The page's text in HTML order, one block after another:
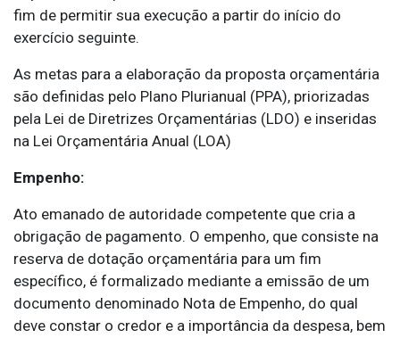
fim de permitir sua execução a partir do início do
exercício seguinte.
As metas para a elaboração da proposta orçamentária
são definidas pelo Plano Plurianual (PPA), priorizadas
pela Lei de Diretrizes Orçamentárias (LDO) e inseridas
na Lei Orçamentária Anual (LOA)
Empenho:
Ato emanado de autoridade competente que cria a
obrigação de pagamento. O empenho, que consiste na
reserva de dotação orçamentária para um fim
específico, é formalizado mediante a emissão de um
documento denominado Nota de Empenho, do qual
deve constar o credor e a importância da despesa, bem